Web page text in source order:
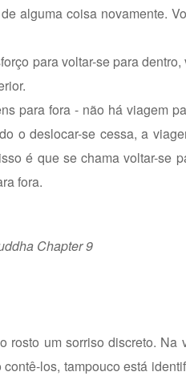
alguma coisa novamente.
para voltar-se para
para fora - não há viagem
o deslocar-se cessa, a
é que se chama voltar-se
fora.
Chapter 9
rosto um sorriso discreto.
los, tampouco está